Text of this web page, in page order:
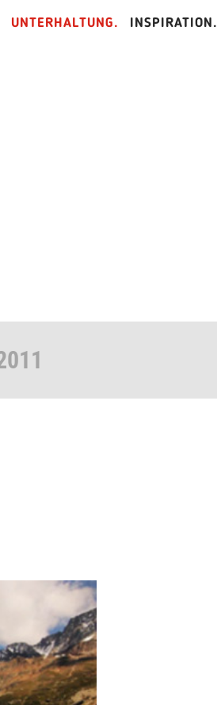
UNTERHALTUNG. INSPIRATION.